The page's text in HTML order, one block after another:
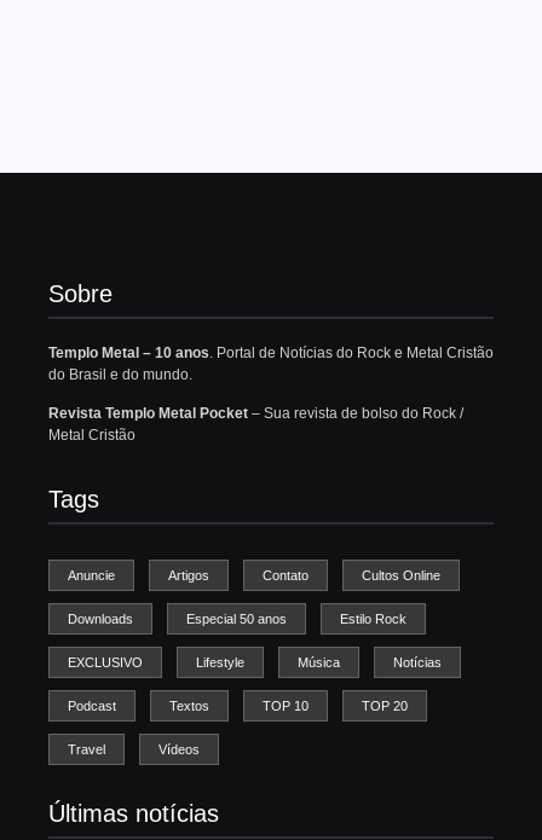
Sobre
Templo Metal – 10 anos . Portal de Notícias do Rock e Metal Cristão
do Brasil e do mundo.
Revista Templo Metal Pocket – Sua revista de bolso do Rock /
Metal Cristão
Tags
Anuncie Artigos Contato Cultos Online
Downloads Especial 50 anos Estilo Rock
EXCLUSIVO Lifestyle Música Notícias
Podcast Textos TOP 10 TOP 20
Travel Vídeos
Últimas notícias